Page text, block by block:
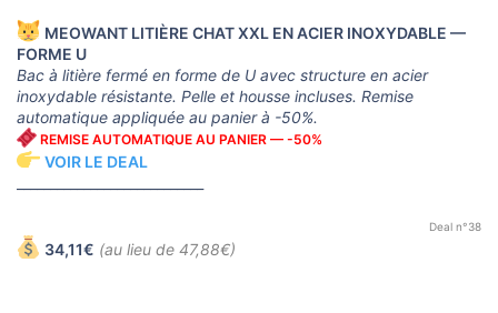
MEOWANT LITIÈRE CHAT XXL EN ACIER INOXYDABLE —
FORME U
Bac à litière fermé en forme de U avec structure en acier
inoxydable résistante. Pelle et housse incluses. Remise
automatique appliquée au panier à -50%.
REMISE AUTOMATIQUE AU PANIER — -50%
VOIR LE DEAL
Deal n°38
34,11€ (au lieu de 47,88€)